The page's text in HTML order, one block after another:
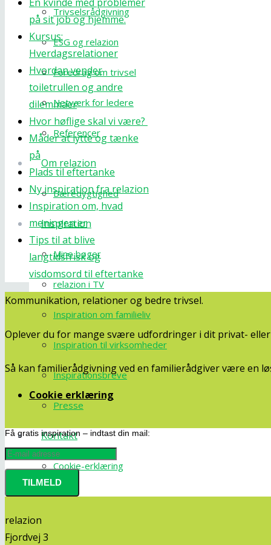
Trivselsrådgivning
ESG og relazion
Foredrag om trivsel
Netværk for ledere
Referencer
Om relazion
Bæredygtighed
Inspiration
Mine bøger
relazion i TV
Inspiration om familieliv
Inspiration til virksomheder
Inspirationsbreve
Presse
Kontakt
Cookie-erklæring
på sit job og hjemme.
Kursus:
Hverdagsrelationer
Hvordan vender
toiletrullen og andre
dilemmaer
Hvor høflige skal vi være?
Måder at lytte og tænke
på
Plads til eftertanke
Ny inspiration fra relazion
Inspiration om, hvad
meningen er
Tips til at blive
langtidsfrisk og
visdomsord til eftertanke
Kommunikation, relationer og bedre trivsel.
Oplever du for mange svære udfordringer i dit privat-
Så kan familierådgivning ved en familierådgiver være en
Cookie erklæring
Få gratis inspiration – indtast din mail:
relazion
Fjordvej 3